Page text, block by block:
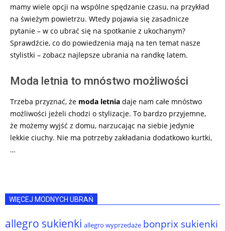
mamy wiele opcji na wspólne spędzanie czasu, na przykład
na świeżym powietrzu. Wtedy pojawia się zasadnicze
pytanie – w co ubrać się na spotkanie z ukochanym?
Sprawdźcie, co do powiedzenia mają na ten temat nasze
stylistki – zobacz najlepsze ubrania na randkę latem.
Moda letnia to mnóstwo możliwości
Trzeba przyznać, że moda letnia daje nam całe mnóstwo
możliwości jeżeli chodzi o stylizacje. To bardzo przyjemne,
że możemy wyjść z domu, narzucając na siebie jedynie
lekkie ciuchy. Nie ma potrzeby zakładania dodatkowo kurtki,
…
WIĘCEJ MODNYCH UBRAŃ
allegro sukienki allegro wyprzedaże bonprix sukienki